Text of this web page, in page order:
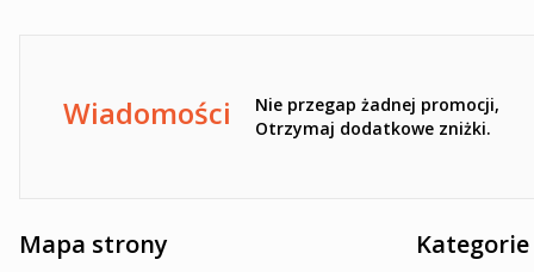
Wiadomości
Nie przegap żadnej promocji,
Otrzymaj dodatkowe zniżki.
Ten formularz jest chroniony przez reCAPTCHA - Polityka
Mapa strony